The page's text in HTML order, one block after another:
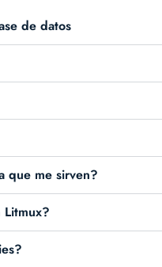
de datos
que me sirven?
Litmux?